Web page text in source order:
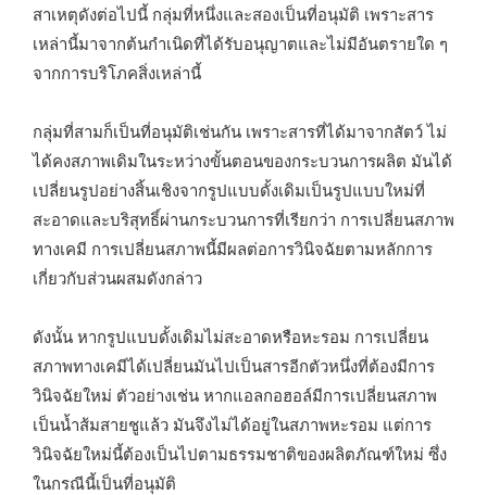
สาเหตุดังต่อไปนี้ กลุ่มที่หนึ่งและสองเป็นที่อนุมัติ เพราะสาร
เหล่านี้มาจากต้นกำเนิดที่ได้รับอนุญาตและไม่มีอันตรายใด ๆ
จากการบริโภคสิ่งเหล่านี้
กลุ่มที่สามก็เป็นที่อนุมัติเช่นกัน เพราะสารที่ได้มาจากสัตว์ ไม่
ได้คงสภาพเดิมในระหว่างขั้นตอนของกระบวนการผลิต มันได้
เปลี่ยนรูปอย่างสิ้นเชิงจากรูปแบบดั้งเดิมเป็นรูปแบบใหม่ที่
สะอาดและบริสุทธิ์ผ่านกระบวนการที่เรียกว่า การเปลี่ยนสภาพ
ทางเคมี การเปลี่ยนสภาพนี้มีผลต่อการวินิจฉัยตามหลักการ
เกี่ยวกับส่วนผสมดังกล่าว
ดังนั้น หากรูปแบบดั้งเดิมไม่สะอาดหรือหะรอม การเปลี่ยน
สภาพทางเคมีได้เปลี่ยนมันไปเป็นสารอีกตัวหนึ่งที่ต้องมีการ
วินิจฉัยใหม่ ตัวอย่างเช่น หากแอลกอฮอล์มีการเปลี่ยนสภาพ
เป็นน้ำส้มสายชูแล้ว มันจึงไม่ได้อยู่ในสภาพหะรอม แต่การ
วินิจฉัยใหม่นี้ต้องเป็นไปตามธรรมชาติของผลิตภัณฑ์ใหม่ ซึ่ง
ในกรณีนี้เป็นที่อนุมัติ